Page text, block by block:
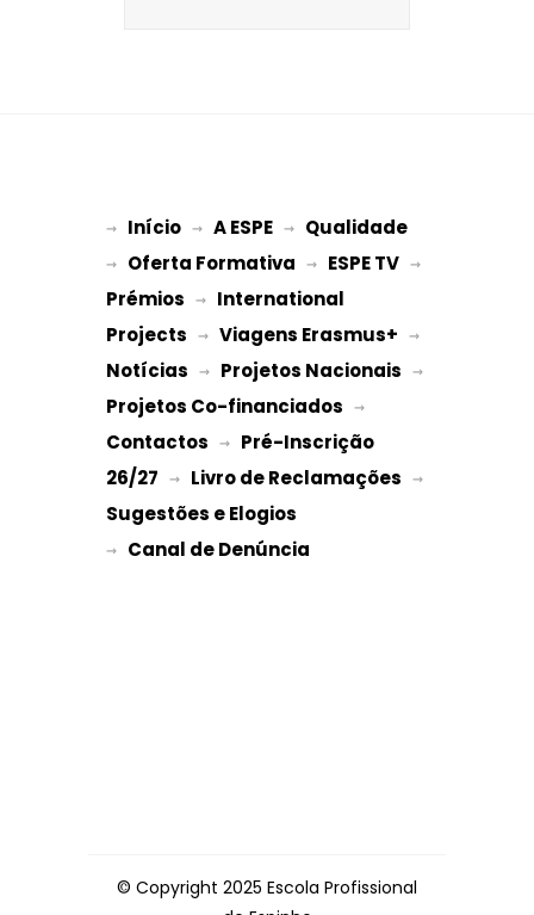
→ Início → A ESPE → Qualidade
→ Oferta Formativa → ESPE TV
Prémios → International
Projects → Viagens Erasmus+
Notícias → Projetos Nacionais
Projetos Co-financiados
Contactos → Pré-Inscrição
26/27 → Livro de Reclamações
Sugestões e Elogios
→
© Copyright 2025 Escola Profissional